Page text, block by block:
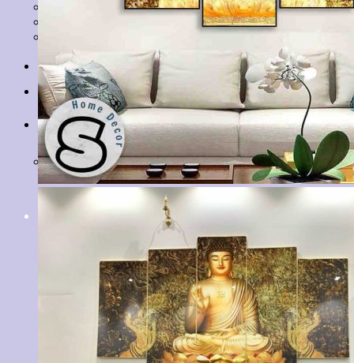
Tranh Lá Cây
Tranh Cá Chép
Tranh Đồng Quê
Tranh Con Hổ
Tin tức
Liên hệ
Giỏ hàng
Chưa có sản phẩm trong giỏ hàng.
Tìm